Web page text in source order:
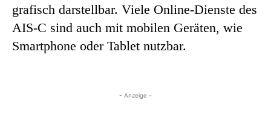
grafisch darstellbar. Viele Online-Dienste des
AIS-C sind auch mit mobilen Geräten, wie
Smartphone oder Tablet nutzbar.
- Anzeige -